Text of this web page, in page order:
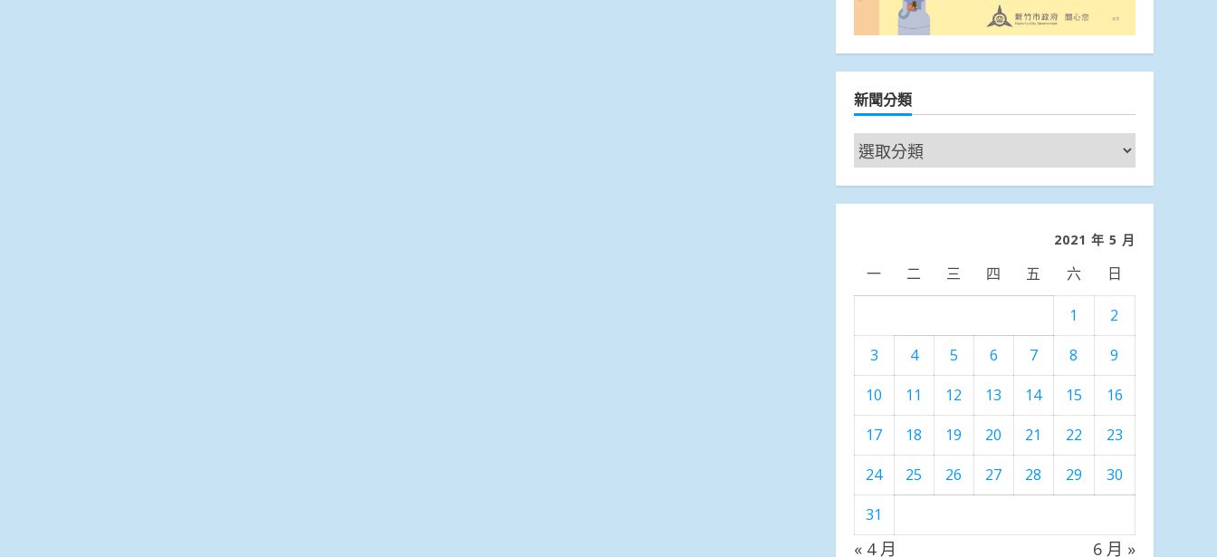
新聞分類
新
聞
分
2021 年 5 月
一 二 三 四 五 六 日
1
2
3
4 5 6 7 8
9
10
11 12 13 14 15
16
17
18 19 20 21 22
23
24
25 26 27 28 29
30
31
« 4 月 6 月 »